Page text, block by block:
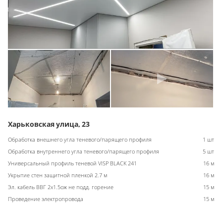
Харьковская улица, 23
Обработка внешнего угла теневого/парящего профиля
1 шт
Обработка внутреннего угла теневого/парящего профиля
5 шт
Универсальный профиль теневой VISP BLACK 241
16 м
Укрытие стен защитной пленкой 2.7 м
16 м
Эл. кабель ВВГ 2х1.5ож не подд. горение
15 м
Проведение электропровода
15 м